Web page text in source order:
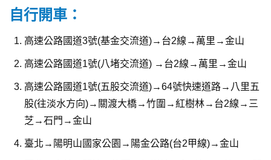
自行開車：
高速公路國道3號(基金交流道)→台2線→萬里→金山
高速公路國道1號(八堵交流道) →台2線→萬里→金山
高速公路國道1號(五股交流道)→64號快速道路→八里五
股(往淡水方向)→關渡大橋→竹圍→紅樹林→台2線→三
芝→石門→金山
臺北→陽明山國家公園→陽金公路(台2甲線)→金山